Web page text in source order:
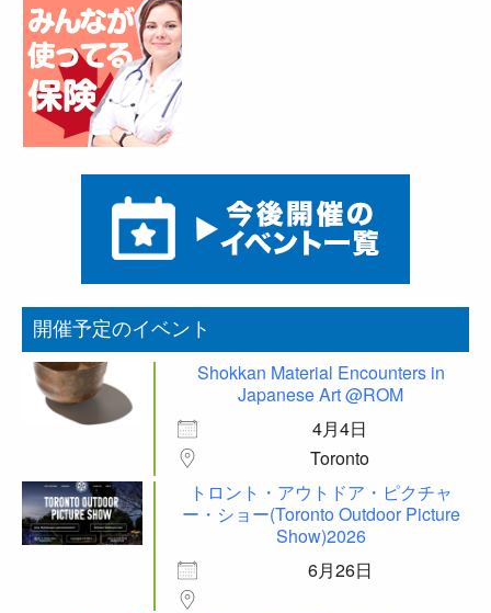
開催予定のイベント
Shokkan Material Encounters in
Japanese Art @ROM
4月4日
Toronto
トロント・アウトドア・ピクチャ
ー・ショー(Toronto Outdoor Picture
Show)2026
6月26日